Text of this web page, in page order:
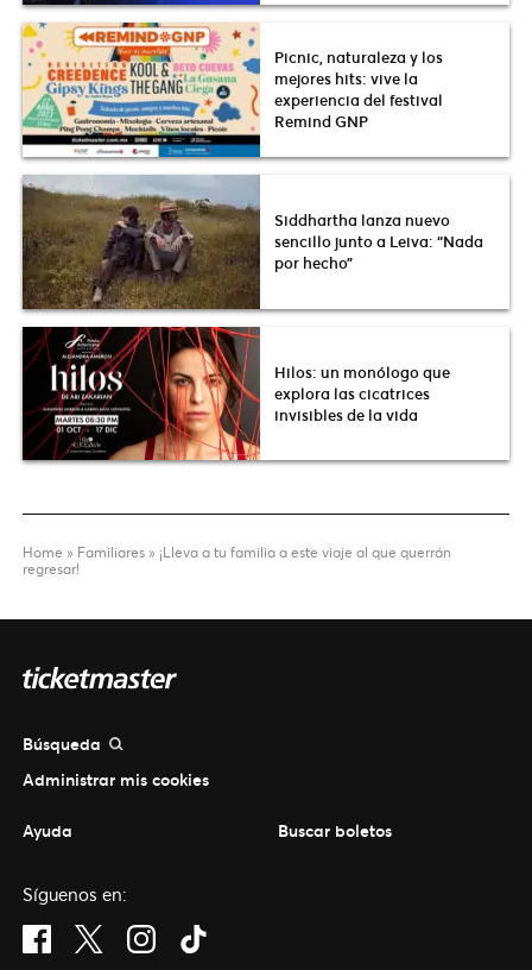
Picnic, naturaleza y los
mejores hits: vive la
experiencia del festival
Remind GNP
Siddhartha lanza nuevo
sencillo junto a Leiva: “Nada
por hecho”
Hilos: un monólogo que
explora las cicatrices
invisibles de la vida
Home » Familiares » ¡Lleva a tu familia a este viaje al que querrán
regresar!
Búsqueda
Administrar mis cookies
Ayuda Buscar boletos
Síguenos en:
Visit Facebook (opens in a new window)
Visit Twitter (opens in a new window)
Visit Instagram (opens in a new window)